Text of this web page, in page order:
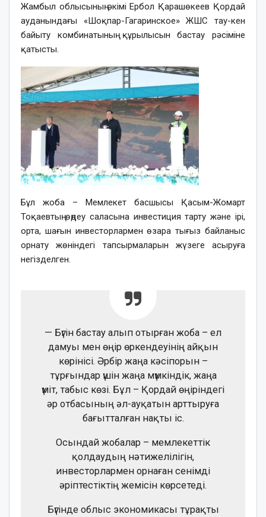
Жамбыл облысының әкімі Ербол Қарашөкеев Қордай
ауданындағы «Шоқпар-Гагаринское» ЖШС тау-кен
байыту комбинатының құрылысын бастау рәсіміне
қатысты.
Бұл жоба – Мемлекет басшысы Қасым-Жомарт
Тоқаевтың өңдеу саласына инвестиция тарту және ірі,
орта, шағын инвесторлармен өзара тығыз байланыс
орнату жөніндегі тапсырмаларын жүзеге асыруға
негізделген.
— Бүгін бастау алып отырған жоба – ел
дамуы мен өңір өркендеуінің айқын
көрінісі. Әрбір жаңа кәсіпорын –
тұрғындар үшін жаңа мүмкіндік, жаңа
үміт, табыс көзі. Бұл – Қордай өңіріндегі
әр отбасының әл-ауқатын арттыруға
бағытталған нақты іс.
Осындай жобалар – мемлекеттік
қолдаудың нәтижелілігін,
инвесторлармен орнаған сенімді
әріптестіктің жемісін көрсетеді.
Бүгінде облыс экономикасы тұрақты